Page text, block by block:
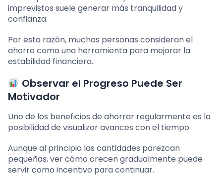
imprevistos suele generar más tranquilidad y
confianza.
Por esta razón, muchas personas consideran el
ahorro como una herramienta para mejorar la
estabilidad financiera.
Observar el Progreso Puede Ser
Motivador
Uno de los beneficios de ahorrar regularmente es la
posibilidad de visualizar avances con el tiempo.
Aunque al principio las cantidades parezcan
pequeñas, ver cómo crecen gradualmente puede
servir como incentivo para continuar.